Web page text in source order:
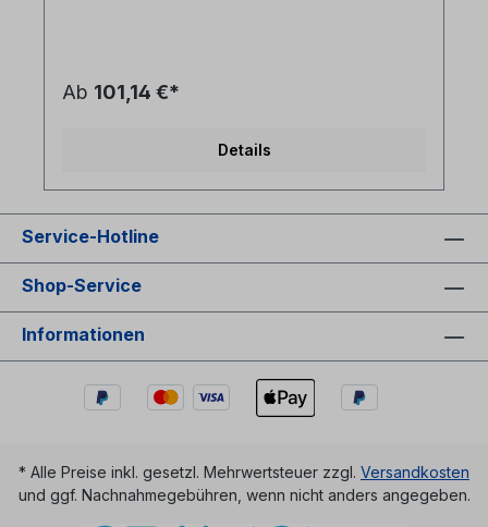
pulverbeschichtet RAL 7035 mit Ziffern in
Frontplatte- 4 Kabeleinführungsöffnungen (2xM20
+ 2xM25) Als Zubehör für Ihr LWL Netzwerk
Ab 101,14 €*
Details
Service-Hotline
Shop-Service
Informationen
* Alle Preise inkl. gesetzl. Mehrwertsteuer zzgl. Versandkosten
und ggf. Nachnahmegebühren, wenn nicht anders angegeben.